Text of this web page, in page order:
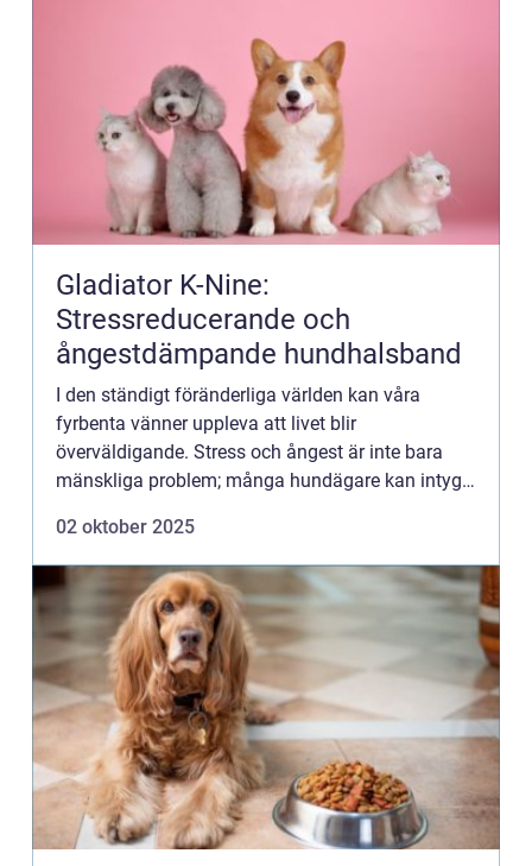
Gladiator K-Nine:
Stressreducerande och
ångestdämpande hundhalsband
I den ständigt föränderliga världen kan våra
fyrbenta vänner uppleva att livet blir
överväldigande. Stress och ångest är inte bara
mänskliga problem; många hundägare kan intyga
02 oktober 2025